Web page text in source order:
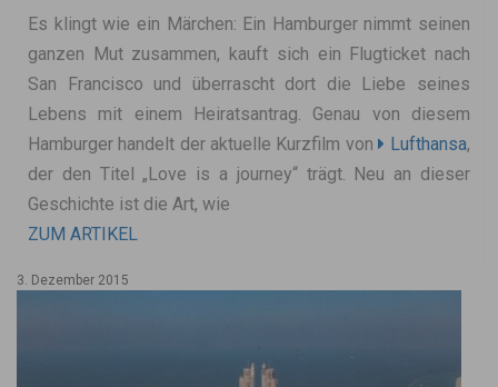
Es klingt wie ein Märchen: Ein Hamburger nimmt seinen
ganzen Mut zusammen, kauft sich ein Flugticket nach
San Francisco und überrascht dort die Liebe seines
Lebens mit einem Heiratsantrag. Genau von diesem
Hamburger handelt der aktuelle Kurzfilm von
Lufthansa,
der den Titel „Love is a journey“ trägt. Neu an dieser
Geschichte ist die Art, wie
ZUM ARTIKEL
3. Dezember 2015